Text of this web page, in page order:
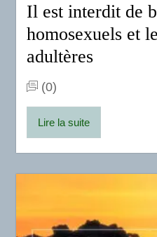
Il est interdit de
homosexuels et
adultères
(0)
Lire la suite